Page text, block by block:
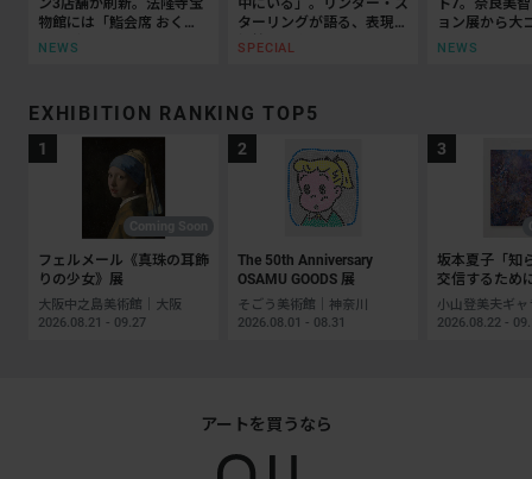
ン3店舗が刷新。法隆寺宝
物館には「鮨会席 おく
乃」がオープン
NEWS
中にいる」。リンダー・ス
ターリングが語る、表現と
抵抗の50年
SPECIAL
ト7。奈良美
ョン展から大
ッティチェリ
NEWS
EXHIBITION RANKING TOP5
フェルメール《真珠の耳飾
りの少女》展
大阪中之島美術館｜大阪
2026.08.21 - 09.27
The 50th Anniversary
OSAMU GOODS 展
そごう美術館｜神奈川
2026.08.01 - 08.31
坂本夏子「知
交信するため
2026.08.22 -
アートを買うなら